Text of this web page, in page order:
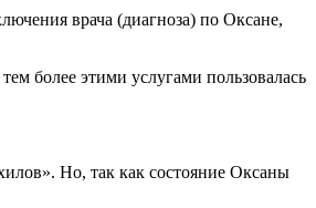
врача (диагноза) по Оксане,
более этими услугами пользовалась
Но, так как состояние Оксаны